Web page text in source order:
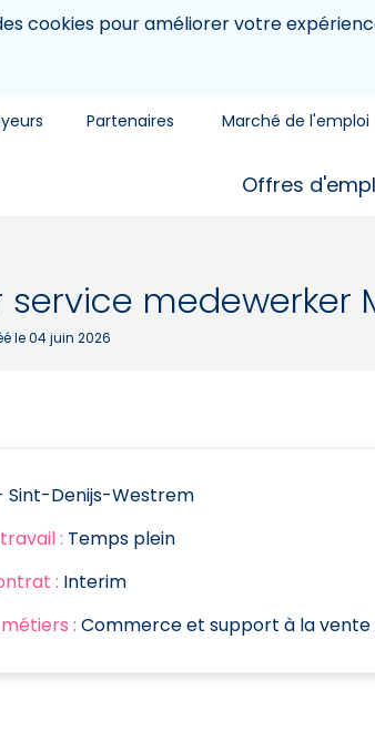
cookies pour améliorer votre
Partenaires Marché de l'emploi
Offres
medewerker
le 04 juin 2026
Sint-Denijs-Westrem
: Temps plein
: Interim
: Commerce et support à la